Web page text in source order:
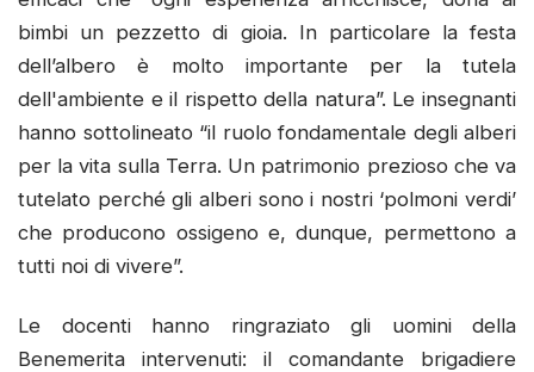
bimbi un pezzetto di gioia. In particolare la festa
dell’albero è molto importante per la tutela
dell'ambiente e il rispetto della natura”. Le insegnanti
hanno sottolineato “il ruolo fondamentale degli alberi
per la vita sulla Terra. Un patrimonio prezioso che va
tutelato perché gli alberi sono i nostri ‘polmoni verdi’
che producono ossigeno e, dunque, permettono a
tutti noi di vivere”.
Le docenti hanno ringraziato gli uomini della
Benemerita intervenuti: il comandante brigadiere